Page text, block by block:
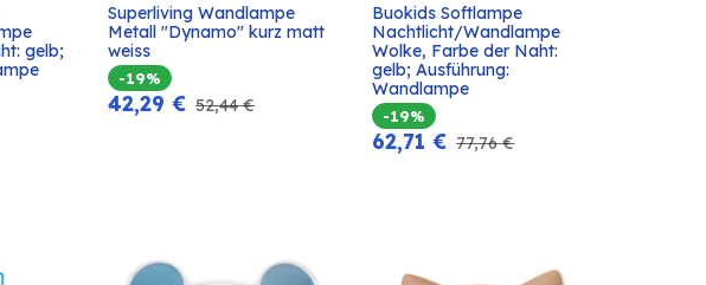
gelb;
In den
Warenkorb
Superliving Wandlampe
Metall "Dynamo" kurz matt
weiss
-19%
42,29 € 52,44€
In den
Warenkorb
Buokids Softlampe
Nachtlicht/Wandlampe
Wolke, Farbe der Naht:
gelb; Ausführung:
Wandlampe
-19%
62,71 € 77,76€